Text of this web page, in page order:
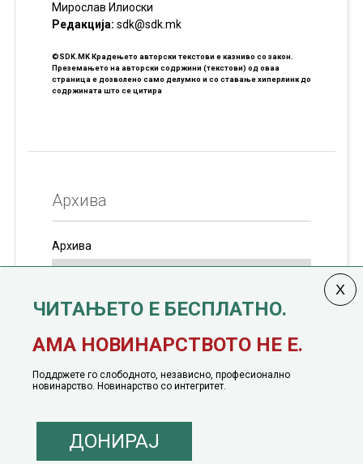
Мирослав Илиоски
Редакцијa: sdk@sdk.mk
©SDK.MK Крадењето авторски текстови е казниво со закон.
Преземањето на авторски содржини (текстови) од оваа
страница е дозволено само делумно и со ставање хиперлинк до
содржината што се цитира
Архива
Архива
јануари, 1991 година
ЧИТАЊЕТО Е БЕСПЛАТНО.
АМА НОВИНАРСТВОТО НЕ Е.
Поддржете го слободното, независно, професионално
новинарство. Новинарство со интегритет.
ДОНИРАЈ